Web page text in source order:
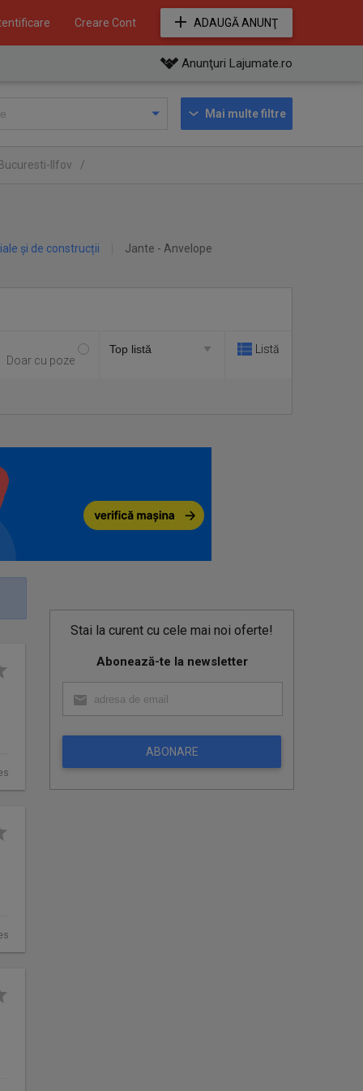
Creare Cont ADAUGĂ ANUNŢ
Anunţuri Lajumate.ro
Mai multe filtre
Ilfov /
și de construcții Jante - Anvelope
Doar cu poze
Listă
Stai la curent cu cele mai noi oferte!
Abonează-te la newsletter
ABONARE